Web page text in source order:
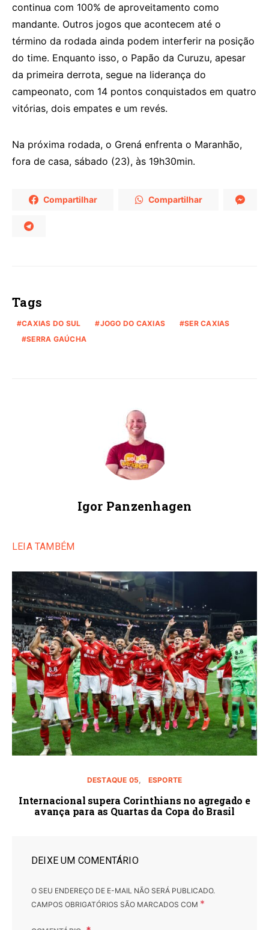
continua com 100% de aproveitamento como
mandante. Outros jogos que acontecem até o
término da rodada ainda podem interferir na posição
do time. Enquanto isso, o Papão da Curuzu, apesar
da primeira derrota, segue na liderança do
campeonato, com 14 pontos conquistados em quatro
vitórias, dois empates e um revés.
Na próxima rodada, o Grená enfrenta o Maranhão,
fora de casa, sábado (23), às 19h30min.
Compartilhar Compartilhar
Tags
CAXIAS DO SUL JOGO DO CAXIAS
SER CAXIAS
SERRA GAÚCHA
Igor Panzenhagen
LEIA TAMBÉM
DESTAQUE 05 ESPORTE
Internacional supera Corinthians no agregado e
avança para as Quartas da Copa do Brasil
DEIXE UM COMENTÁRIO
O SEU ENDEREÇO DE E-MAIL NÃO SERÁ PUBLICADO.
CAMPOS OBRIGATÓRIOS SÃO MARCADOS COM *